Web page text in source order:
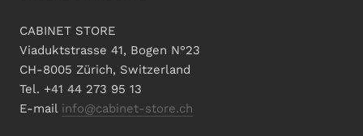
CABINET STORE
Viaduktstrasse 41, Bogen N°23
CH-8005 Zürich, Switzerland
Tel. +41 44 273 95 13
E-mail info@cabinet-store.ch